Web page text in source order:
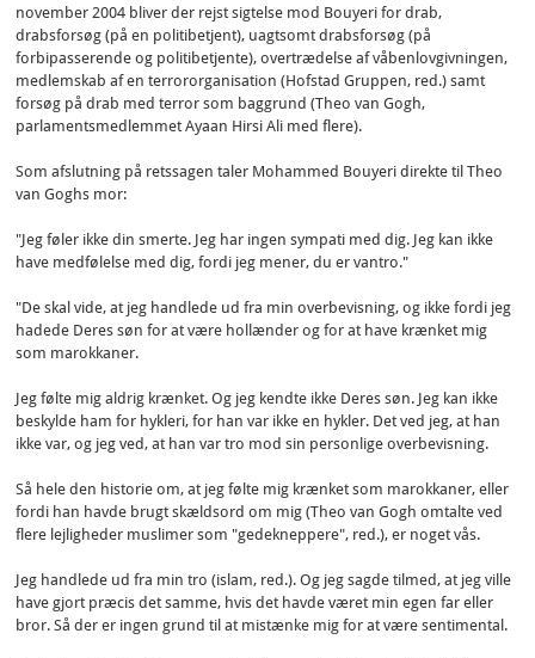
november 2004 bliver der rejst sigtelse mod Bouyeri for drab,
drabsforsøg (på en politibetjent), uagtsomt drabsforsøg (på
forbipasserende og politibetjente), overtrædelse af våbenlovgivningen,
medlemskab af en terrororganisation (Hofstad Gruppen, red.) samt
forsøg på drab med terror som baggrund (Theo van Gogh,
parlamentsmedlemmet Ayaan Hirsi Ali med flere).
Som afslutning på retssagen taler Mohammed Bouyeri direkte til Theo
van Goghs mor:
"Jeg føler ikke din smerte. Jeg har ingen sympati med dig. Jeg kan ikke
have medfølelse med dig, fordi jeg mener, du er vantro."
"De skal vide, at jeg handlede ud fra min overbevisning, og ikke fordi jeg
hadede Deres søn for at være hollænder og for at have krænket mig
som marokkaner.
Jeg følte mig aldrig krænket. Og jeg kendte ikke Deres søn. Jeg kan ikke
beskylde ham for hykleri, for han var ikke en hykler. Det ved jeg, at han
ikke var, og jeg ved, at han var tro mod sin personlige overbevisning.
Så hele den historie om, at jeg følte mig krænket som marokkaner, eller
fordi han havde brugt skældsord om mig (Theo van Gogh omtalte ved
flere lejligheder muslimer som "gedekneppere", red.), er noget vås.
Jeg handlede ud fra min tro (islam, red.). Og jeg sagde tilmed, at jeg ville
have gjort præcis det samme, hvis det havde været min egen far eller
bror. Så der er ingen grund til at mistænke mig for at være sentimental.